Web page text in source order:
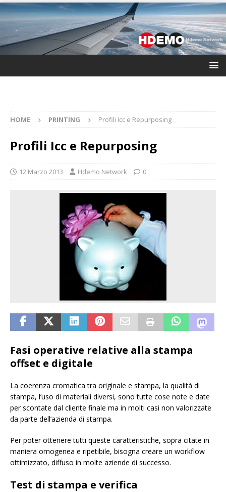
HOME PRINTING Profili Icc e Repurposing
Profili Icc e Repurposing
12 Marzo 2013 Hdemo Network 0
Fasi operative relative alla stampa
offset e digitale
La coerenza cromatica tra originale e stampa, la qualità di
stampa, l’uso di materiali diversi, sono tutte cose note e date
per scontate dal cliente finale ma in molti casi non valorizzate
da parte dell’azienda di stampa.
Per poter ottenere tutti queste caratteristiche, sopra citate in
maniera omogenea e ripetibile, bisogna creare un workflow
ottimizzato, diffuso in molte aziende di successo.
Test di stampa e verifica